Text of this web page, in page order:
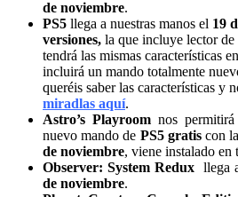
de noviembre.
PS5 llega a nuestras manos el 19
versiones, la que incluye lector
tendrá las mismas características
incluirá un mando totalmente
queréis saber las características y
miradlas aquí.
Astro’s Playroom nos
nuevo mando de PS5 gratiscon
de noviembre, viene instalado en
Observer: System Reduxllega
de noviembre.